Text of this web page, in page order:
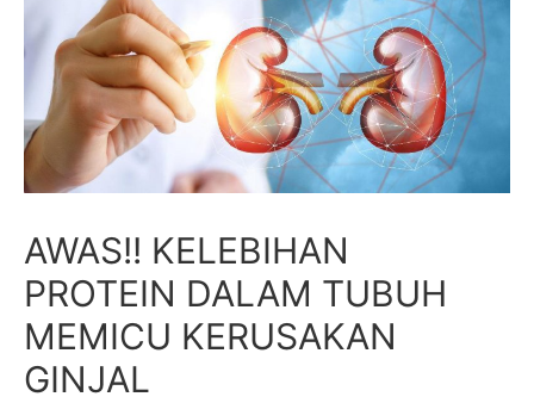
AWAS!! KELEBIHAN
PROTEIN DALAM TUBUH
MEMICU KERUSAKAN
GINJAL